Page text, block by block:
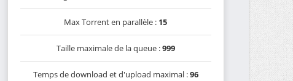
Max Torrent en parallèle : 15
Taille maximale de la queue :999
Temps de download et d'upload maximal :96